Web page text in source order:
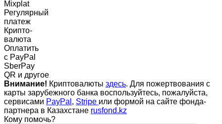
Mixplat
Регулярный
платеж
Крипто-
валюта
Оплатить
c PayPal
SberPay
QR и другое
Внимание! Криптовалюты здесь. Для пожертвования с
карты зарубежного банка воспользуйтесь, пожалуйста,
сервисами PayPal , Stripe или формой на сайте фонда-
партнера в Казахстане rusfond.kz
Кому помочь?